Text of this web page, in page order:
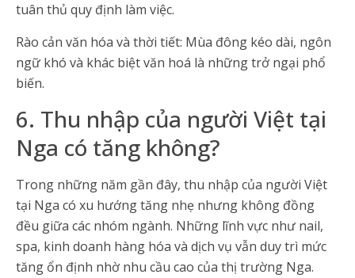
tuân thủ quy định làm việc.
Rào cản văn hóa và thời tiết: Mùa đông kéo dài, ngôn
ngữ khó và khác biệt văn hoá là những trở ngại phổ
biến.
6. Thu nhập của người Việt tại
Nga có tăng không?
Trong những năm gần đây, thu nhập của người Việt
tại Nga có xu hướng tăng nhẹ nhưng không đồng
đều giữa các nhóm ngành. Những lĩnh vực như nail,
spa, kinh doanh hàng hóa và dịch vụ vẫn duy trì mức
tăng ổn định nhờ nhu cầu cao của thị trường Nga.